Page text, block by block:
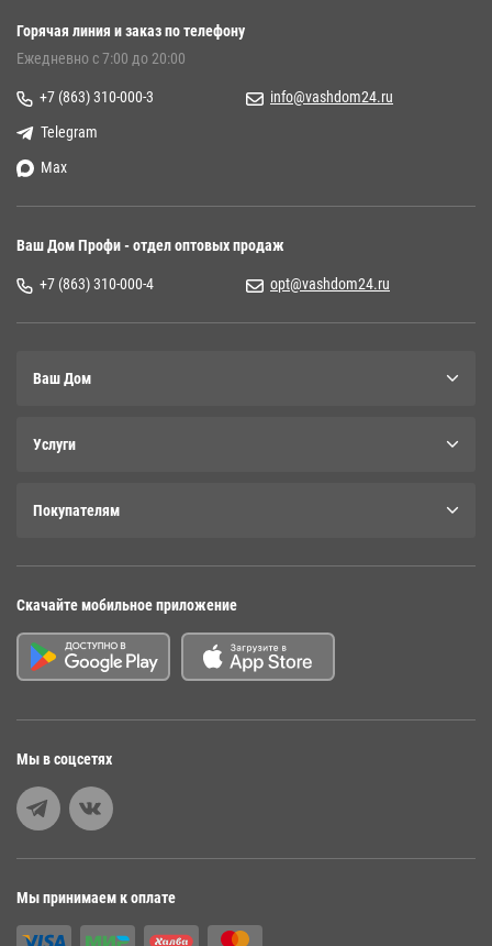
Горячая линия и заказ по телефону
Ежедневно с 7:00 до 20:00
+7 (863) 310-000-3
info@vashdom24.ru
Telegram
Max
Ваш Дом Профи - отдел оптовых продаж
+7 (863) 310-000-4 opt@vashdom24.ru
Ваш Дом
Услуги
Покупателям
Скачайте мобильное приложение
Мы в соцсетях
Мы принимаем к оплате